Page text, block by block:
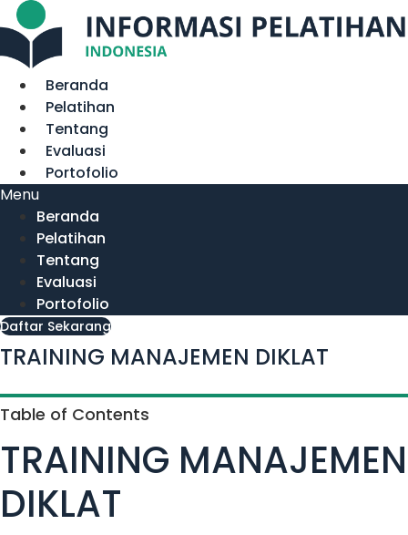
Lewati
ke
konten
Beranda
Pelatihan
Tentang
Evaluasi
Portofolio
Menu
Beranda
Pelatihan
Tentang
Evaluasi
Portofolio
Daftar Sekarang
TRAINING MANAJEMEN DIKLAT
Table of Contents
TRAINING MANAJEMEN
DIKLAT